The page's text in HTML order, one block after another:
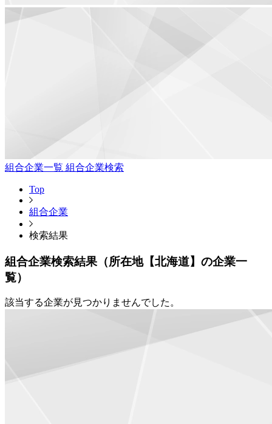
組合企業一覧 組合企業検索
Top
組合企業
検索結果
組合企業検索結果（所在地【北海道】の企業一
覧）
該当する企業が見つかりませんでした。